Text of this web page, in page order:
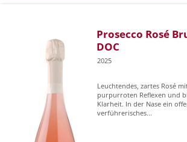
Prosecco Rosé
DOC
2025
Leuchtendes, zartes Rosé
purpurroten Reflexen und
Klarheit. In der Nase ein
verführerisches...